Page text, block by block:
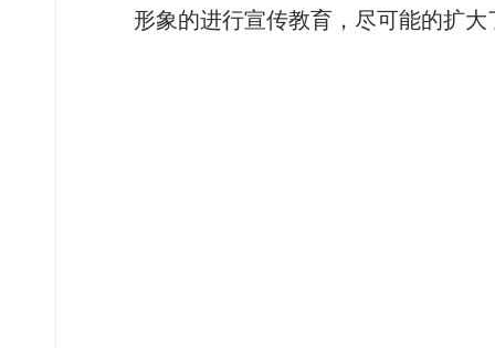
形象的进行宣传教育，尽可能的扩